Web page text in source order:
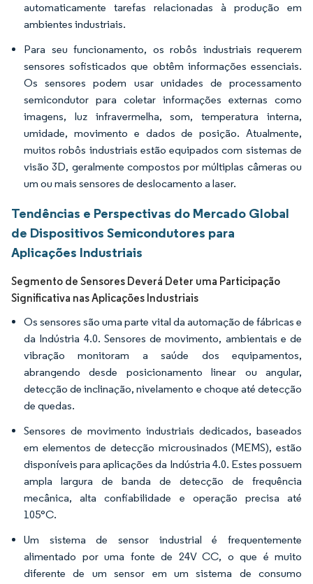
automaticamente tarefas relacionadas à produção em
ambientes industriais.
Para seu funcionamento, os robôs industriais requerem
sensores sofisticados que obtêm informações essenciais.
Os sensores podem usar unidades de processamento
semicondutor para coletar informações externas como
imagens, luz infravermelha, som, temperatura interna,
umidade, movimento e dados de posição. Atualmente,
muitos robôs industriais estão equipados com sistemas de
visão 3D, geralmente compostos por múltiplas câmeras ou
um ou mais sensores de deslocamento a laser.
Tendências e Perspectivas do Mercado Global
de Dispositivos Semicondutores para
Aplicações Industriais
Segmento de Sensores Deverá Deter uma Participação
Significativa nas Aplicações Industriais
Os sensores são uma parte vital da automação de fábricas e
da Indústria 4.0. Sensores de movimento, ambientais e de
vibração monitoram a saúde dos equipamentos,
abrangendo desde posicionamento linear ou angular,
detecção de inclinação, nivelamento e choque até detecção
de quedas.
Sensores de movimento industriais dedicados, baseados
em elementos de detecção microusinados (MEMS), estão
disponíveis para aplicações da Indústria 4.0. Estes possuem
ampla largura de banda de detecção de frequência
mecânica, alta confiabilidade e operação precisa até
105°C.
Um sistema de sensor industrial é frequentemente
alimentado por uma fonte de 24V CC, o que é muito
diferente de um sensor em um sistema de consumo